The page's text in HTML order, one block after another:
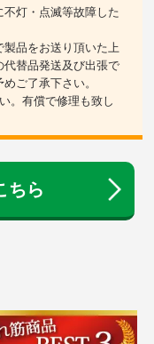
灯・点滅等故障した
品をお送り頂いた上
替品発送及び出張で
ご了承下さい。
。有償で修理も致し
ちら